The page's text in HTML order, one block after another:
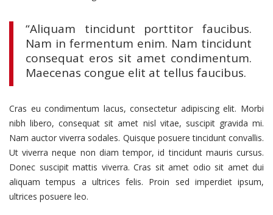
“Aliquam tincidunt porttitor faucibus.
Nam in fermentum enim. Nam tincidunt
consequat eros sit amet condimentum.
Maecenas congue elit at tellus faucibus.
Cras eu condimentum lacus, consectetur adipiscing elit. Morbi
nibh libero, consequat sit amet nisl vitae, suscipit gravida mi.
Nam auctor viverra sodales. Quisque posuere tincidunt convallis.
Ut viverra neque non diam tempor, id tincidunt mauris cursus.
Donec suscipit mattis viverra. Cras sit amet odio sit amet dui
aliquam tempus a ultrices felis. Proin sed imperdiet ipsum,
ultrices posuere leo.